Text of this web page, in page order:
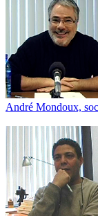
André Mondoux,